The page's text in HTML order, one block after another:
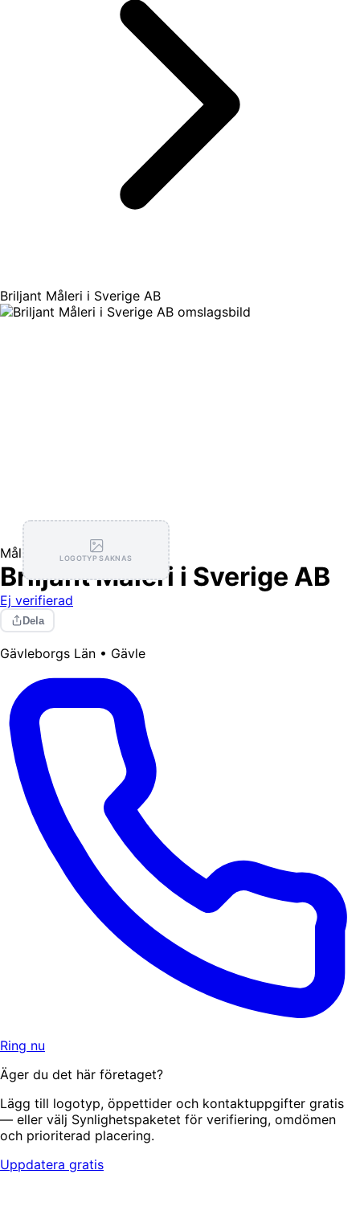
Briljant Måleri i Sverige AB
LOGOTYP SAKNAS
Målning / Tapetsering
Briljant Måleri i Sverige AB
Ej verifierad
Dela
Gävleborgs Län • Gävle
Ring nu
Äger du det här företaget?
Lägg till logotyp, öppettider och kontaktuppgifter gratis
— eller välj Synlighetspaketet för verifiering, omdömen
och prioriterad placering.
Uppdatera gratis